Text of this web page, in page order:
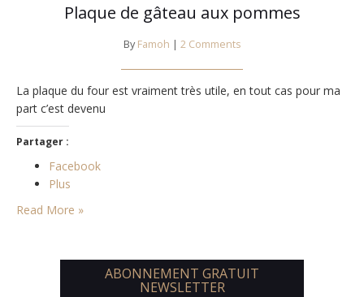
Plaque de gâteau aux pommes
By Famoh | 2 Comments
La plaque du four est vraiment très utile, en tout cas pour ma
part c’est devenu
Partager :
Facebook
Plus
Read More »
ABONNEMENT GRATUIT
NEWSLETTER